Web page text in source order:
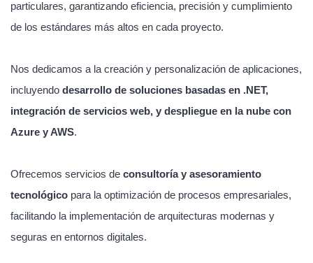
particulares, garantizando eficiencia, precisión y cumplimiento
de los estándares más altos en cada proyecto.
Nos dedicamos a la creación y personalización de aplicaciones,
incluyendo desarrollo de soluciones basadas en .NET,
integración de servicios web, y despliegue en la nube con
Azure y AWS.
Ofrecemos servicios de consultoría y asesoramiento
tecnológico para la optimización de procesos empresariales,
facilitando la implementación de arquitecturas modernas y
seguras en entornos digitales.